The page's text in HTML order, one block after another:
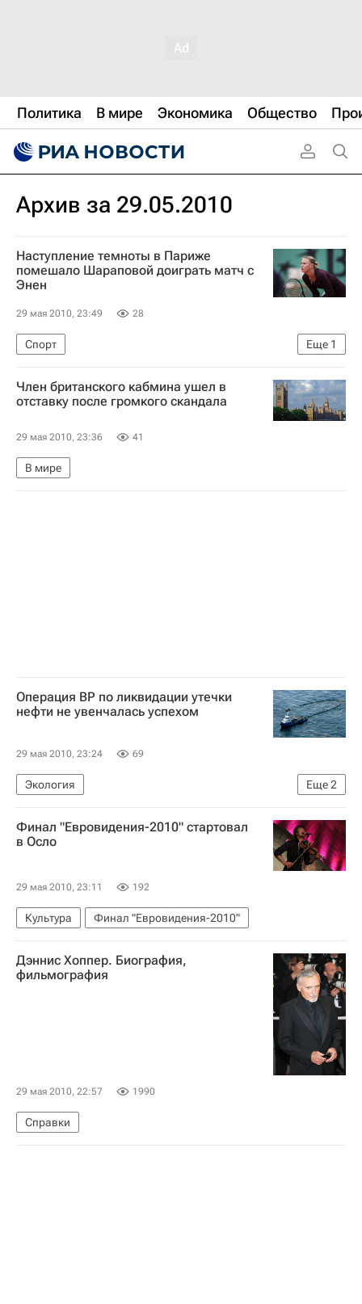
Политика В мире Экономика Общество
Архив за 29.05.2010
Наступление темноты в Париже
помешало Шараповой доиграть матч с
Энен
29 мая 2010, 23:49 28
Еще 1
Спорт
Открытый чемпионат Франции по теннису-2010
Член британского кабмина ушел в
отставку после громкого скандала
29 мая 2010, 23:36 41
В мире
Операция BP по ликвидации утечки
нефти не увенчалась успехом
29 мая 2010, 23:24 69
Еще2
Экология
Ликвидация разлива нефти в Мексиканском заливе
Наука
Финал "Евровидения-2010" стартовал
в Осло
29 мая 2010, 23:11 192
Культура Финал "Евровидения-2010"
Дэннис Хоппер. Биография,
фильмография
29 мая 2010, 22:57 1990
Справки